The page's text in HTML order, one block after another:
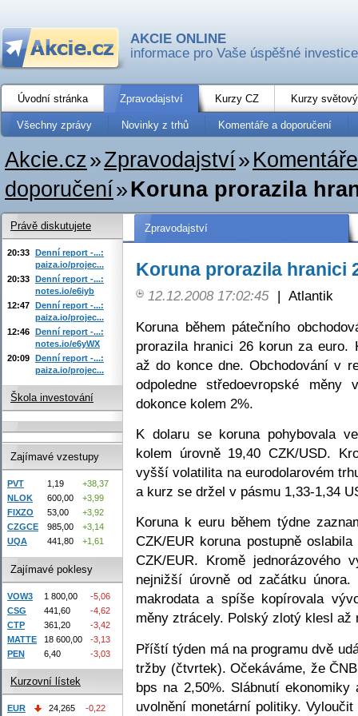
AKCIE ONLINE
informace pro Vaše úspěšné investice
Úvodní stránka Zpravodajství Kurzy CZ Kurzy
Všechny zprávy Novinky z trhů Komentáře a doporučení
Akcie.cz»Zpravodajství»
doporučení»Koruna prorazila
Zpravodajství
Koruna prorazila hranici
12.12.2008 17:02:45 | Atlantik
Koruna během pátečního
prorazila hranici 26 korun za euro.
až do konce dne. Obchodování v
odpoledne středoevropské
dokonce kolem 2%.
K dolaru se koruna pohybovala
kolem úrovně 19,40 CZK/USD.
vyšší volatilita na eurodolarovém
a kurz se držel v pásmu 1,33-1,34
Koruna k euru během týdne
CZK/EUR koruna postupně
CZK/EUR. Kromě
nejnižší úrovně od začátku února.
makrodata a spíše kopírovala
měny ztrácely. Polský zlotý klesl až
Příští týden má na programu dvě
tržby (čtvrtek). Očekáváme, že
bps na 2,50%. Slábnutí
uvolnění monetární politiky.
Právě diskutujete
20:33 Denní report -...:
paiza.io/projec...
20:33 Denní report -...:
notes.io/e6iyb
12:47 Denní report -...:
paiza.io/projec...
12:46 Denní report -...:
notes.io/e6yWX
20:09 Denní report -...:
paiza.io/projec...
Škola investování
Zajímavé vzestupy
PVT 1,19
+38,37
NLOK
600,00
+3,99
FIXZO
53,00
+3,92
CZGCE
985,00
+3,14
UQA
441,80 +1,61
Zajímavé poklesy
VOW3 1 800,00
-5,06
CSG
441,60
-4,62
CTP
361,20
-3,42
MATTE
18 600,00
-3,13
PEN
6,40 -3,03
Kurzovní lístek
EUR 24,265
-0,22